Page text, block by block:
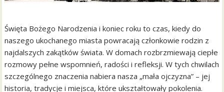
Święta Bożego Narodzenia i koniec roku to czas, kiedy do
naszego ukochanego miasta powracają członkowie rodzin z
najdalszych zakątków świata. W domach rozbrzmiewają ciepłe
rozmowy pełne wspomnień, radości i refleksji. W tych chwilach
szczególnego znaczenia nabiera nasza „mała ojczyzna” – jej
historia, tradycje i miejsca, które ukształtowały pokolenia.